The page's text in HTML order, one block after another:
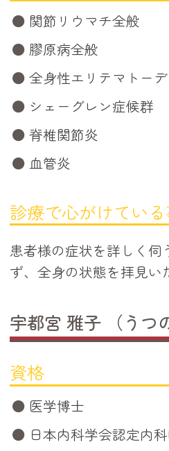
関節リウマチ全般
膠原病全般
全身性エリテマトー
シェーグレン症候群
脊椎関節炎
血管炎
診療で心がけてい
患者様の症状を詳しく伺
ず、全身の状態を拝見い
宇都宮 雅子 （うつ
資格
医学博士
日本内科学会認定内